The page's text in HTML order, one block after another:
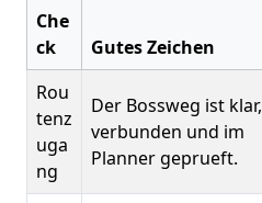
Che
ck
Gutes Zeichen
Rou
tenz
uga
ng
Der Bossweg ist klar,
verbunden und im
Planner geprueft.